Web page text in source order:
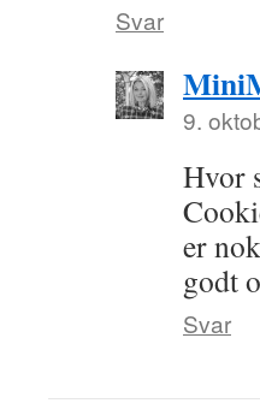
Svar
9.
Hvor
er
godt
Svar